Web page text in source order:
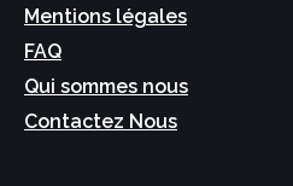
Mentions légales
FAQ
Qui sommes nous
Contactez Nous